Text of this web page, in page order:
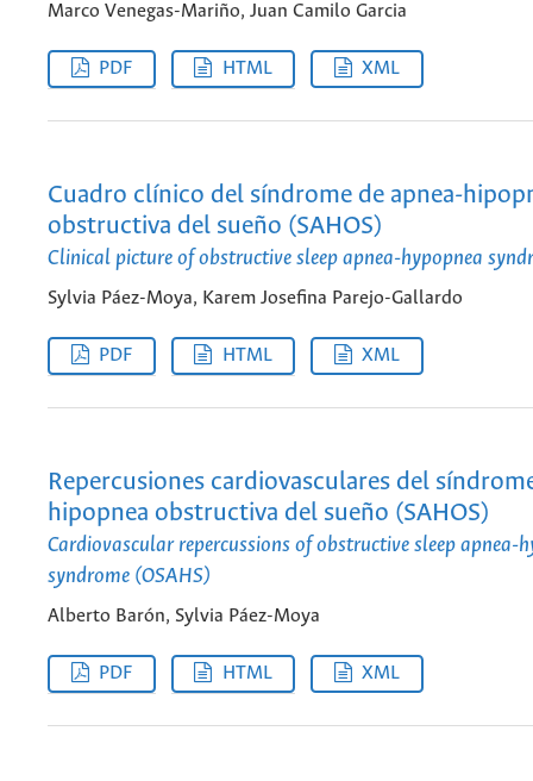
Marco Venegas-Mariño, Juan Camilo Garcia
PDF HTML XML
Cuadro clínico del síndrome de apnea-
obstructiva del sueño (SAHOS)
Clinical picture of obstructive sleep apnea-hypopnea
Sylvia Páez-Moya, Karem Josefina Parejo-Gallardo
PDF HTML XML
Repercusiones cardiovasculares del
hipopnea obstructiva del sueño (SAHOS)
Cardiovascular repercussions of obstructive sleep apnea-
syndrome (OSAHS)
Alberto Barón, Sylvia Páez-Moya
PDF HTML XML